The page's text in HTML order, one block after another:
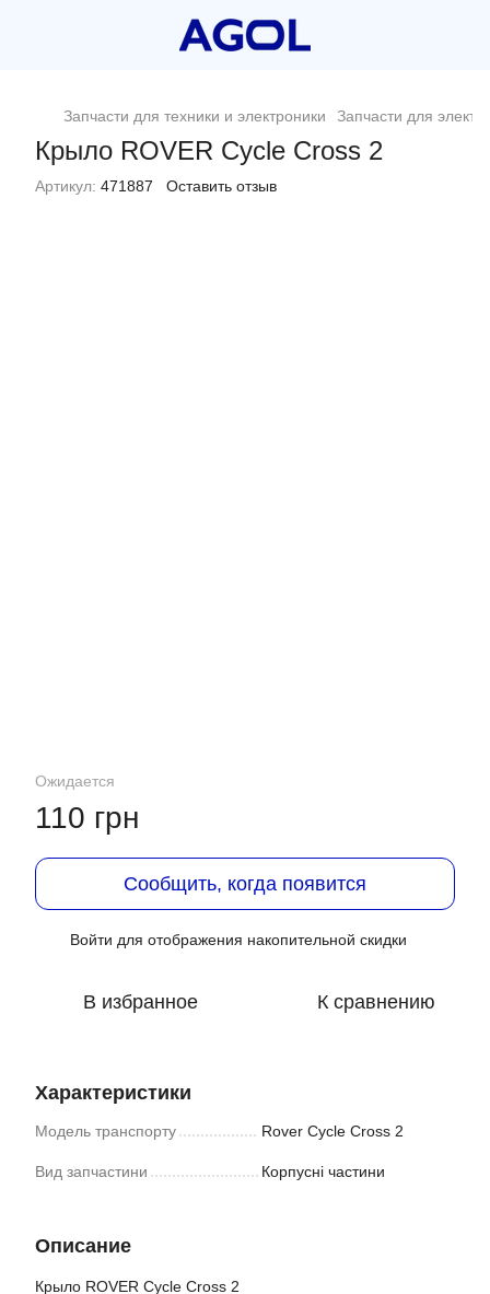
Запчасти для техники и электроники Запчасти для
Крыло ROVER Cycle Cross 2
Артикул: 471887 Оставить отзыв
Ожидается
110 грн
Сообщить, когда появится
Войти для отображения накопительной скидки
В избранное К сравнению
Характеристики
Модель транспорту Rover Cycle Cross 2
Вид запчастини Корпусні частини
Описание
Крыло ROVER Cycle Cross 2